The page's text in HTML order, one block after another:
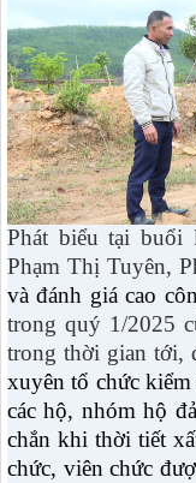
Phát biểu tại buổi
Phạm Thị Tuyên,
và đánh giá cao
trong quý 1/2025
trong thời gian tới,
xuyên tổ chức
các hộ, nhóm hộ
chắn khi thời tiết
chức, viên chức